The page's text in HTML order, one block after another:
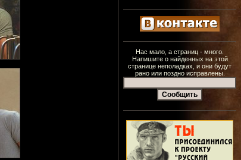
Нас мало, а страниц - много.
Напишите о найденных на этой
странице неполадках, и они будут
рано или поздно исправлены.